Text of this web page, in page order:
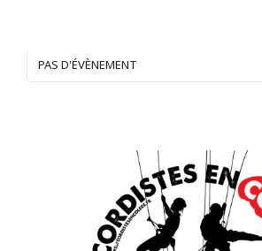
PAS D'ÉVÈNEMENT